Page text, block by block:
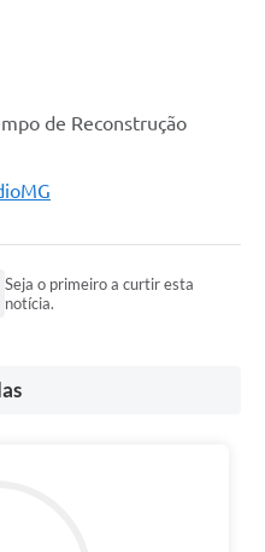
de Reconstrução
Seja o primeiro a curtir esta
notícia.